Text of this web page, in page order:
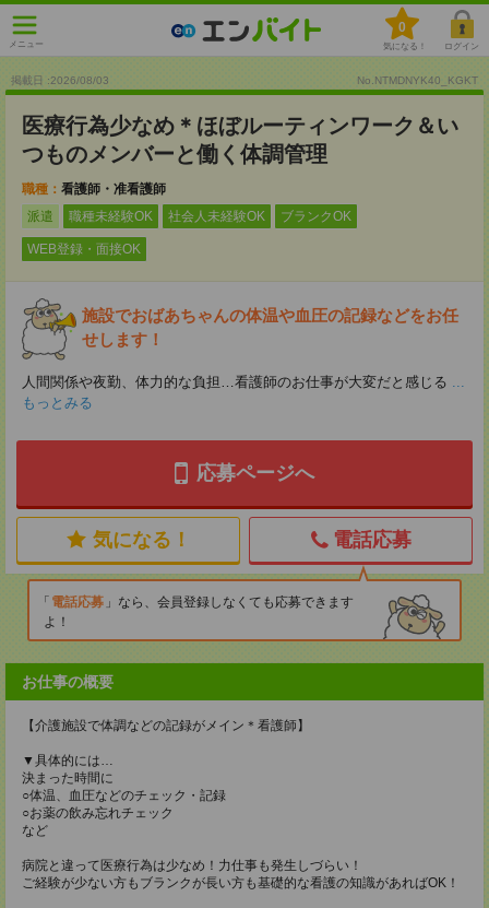
メニュー
0
気になる！ ログイン
掲載日 :2026/08/03 No.NTMDNYK40_KGKT
医療行為少なめ＊ほぼルーティンワーク＆い
つものメンバーと働く体調管理
職種： 看護師・准看護師
派遣
職種未経験OK 社会人未経験OK ブランクOK
WEB登録・面接OK
施設でおばあちゃんの体温や血圧の記録などをお任
せします！
人間関係や夜勤、体力的な負担…看護師のお仕事が大変だと感じる ...
もっとみる
応募ページへ
気になる！ 電話応募
電話応募
なら、会員登録しなくても応募できます
よ！
お仕事の概要
【介護施設で体調などの記録がメイン＊看護師】
▼具体的には…
決まった時間に
○体温、血圧などのチェック・記録
○お薬の飲み忘れチェック
など
病院と違って医療行為は少なめ！力仕事も発生しづらい！
ご経験が少ない方もブランクが長い方も基礎的な看護の知識があればOK！